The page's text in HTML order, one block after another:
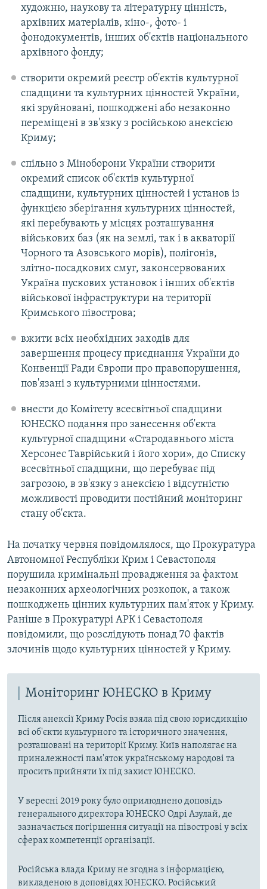
художню, наукову та літературну цінність,
архівних матеріалів, кіно-, фото- і
фонодокументів, інших об'єктів національного
архівного фонду;
створити окремий реєстр об'єктів культурної
спадщини та культурних цінностей України,
які зруйновані, пошкоджені або незаконно
переміщені в зв'язку з російською анексією
Криму;
спільно з Міноборони України створити
окремий список об'єктів культурної
спадщини, культурних цінностей і установ із
функцією зберігання культурних цінностей,
які перебувають у місцях розташування
військових баз (як на землі, так і в акваторії
Чорного та Азовського морів), полігонів,
злітно-посадкових смуг, законсервованих
Україна пускових установок і інших об'єктів
військової інфраструктури на території
Кримського півострова;
вжити всіх необхідних заходів для
завершення процесу приєднання України до
Конвенції Ради Європи про правопорушення,
пов'язані з культурними цінностями.
внести до Комітету всесвітньої спадщини
ЮНЕСКО подання про занесення об'єкта
культурної спадщини «Стародавнього міста
Херсонес Таврійський і його xopи», до Списку
всесвітньої спадщини, що перебуває під
загрозою, в зв'язку з анексією і відсутністю
можливості проводити постійний моніторинг
стану об'єкта.
На початку червня повідомлялося, що Прокуратура
Автономної Республіки Крим і Севастополя
порушила кримінальні провадження за фактом
незаконних археологічних розкопок, а також
пошкоджень цінних культурних пам'яток у Криму.
Раніше в Прокуратурі АРК і Севастополя
повідомили, що розслідують понад 70 фактів
злочинів щодо культурних цінностей у Криму.
Моніторинг ЮНЕСКО в Криму
Після анексії Криму Росія взяла під свою юрисдикцію
всі об'єкти культурного та історичного значення,
розташовані на території Криму. Київ наполягає на
приналежності пам'яток українському народові та
просить прийняти їх під захист ЮНЕСКО.
У вересні 2019 року було оприлюднено доповідь
генерального директора ЮНЕСКО Одрі Азулай, де
зазначається погіршення ситуації на півострові у всіх
сферах компетенції організації.
Російська влада Криму не згодна з інформацією,
викладеною в доповідях ЮНЕСКО. Російський